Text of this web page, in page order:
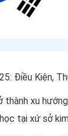
Điều Kiện,
thành xu
tại xứ sở